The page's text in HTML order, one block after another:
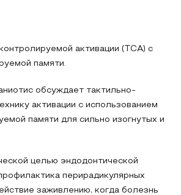
активации (TCA) с
памяти.
обсуждает тактильно-
активации с использованием
памяти для сильно изогнутых и
целью эндодонтической
перирадикулярных
заживлению, когда болезнь